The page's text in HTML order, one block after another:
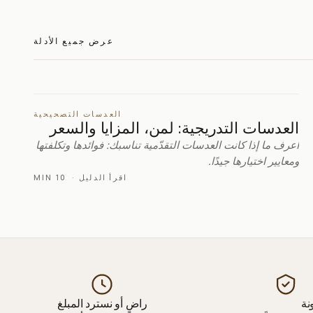
عرض جميع الأدلة
العدسات التصحيحية
العدسات التدريجية: لمن، المزايا والسعر
اعرف ما إذا كانت العدسات التقدّمية تناسبك: فوائدها وتكلفتها
ومعايير اختيارها جيدًا.
اقرأ الدليل ·
10 MIN
راضٍ أو نسترد المبلغ